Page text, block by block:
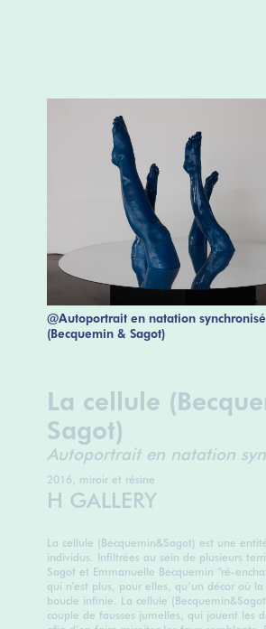
@Autoportrait en natation
(Becquemin & Sagot)
La cellule
Sagot)
Autoportrait en natation
2016, miroir et résine
H GALLERY
La cellule (Becquemin&Sagot) est une
individus. Infiltrées au sein de plusieurs
Sagot et Emmanuelle Becquemin “ré-
qui n’est plus, pour elles, qu’un décor où
boucle infinie. La cellule
couple de fausses jumelles, qui jouent les